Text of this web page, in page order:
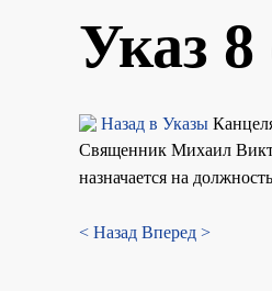
Указ 8
Назад в Указы
Священник Михаил
назначается на
< Назад Вперед >